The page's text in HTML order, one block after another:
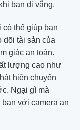
bạn đi vắng.
có thể giúp bạn
dõi tài sản của
giác an toàn.
lượng cao như
hiện chuyển
Ngại gì mà
bạn với camera an